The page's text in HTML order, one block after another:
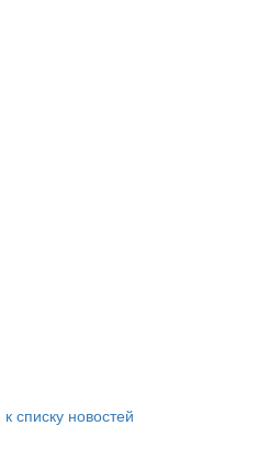
списку новостей